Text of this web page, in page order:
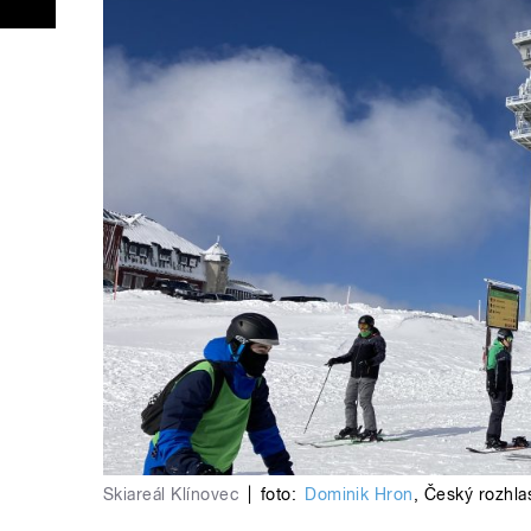
Skiareál Klínovec foto: Dominik Hron, Český